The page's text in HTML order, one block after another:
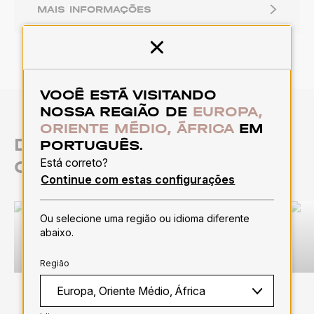
MAIS INFORMAÇÕES
DESCUBRA NOSSAS
CATEGORIAS
Blackouts
Fechar
VOCÊ ESTÁ VISITANDO
NOSSA REGIÃO DE EUROPA,
ORIENTE MÉDIO, ÁFRICAEM
PORTUGUÊS.
Está correto?
Continue com estas configurações
Ou selecione uma região ou idioma diferente
abaixo.
Região